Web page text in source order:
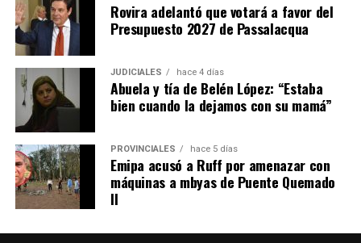
Las últimas tres categorías se desarrollan junto a
instituciones educativas, cámaras empresariales,
centros de formación profesional, institutos
tecnológicos y profesionales externos.
“Salimos a buscar quienes nos acompañen para ayudar y
acompañar a la persona que está en búsqueda de
mejorar su situación laboral y personal”, explicó.
Abrazian señaló que, si bien la mayoría de los cursos
Rovira adelantó que votará a favor del
Presupuesto 2027 de Passalacqua
JUDICIALES hace 4 días
Abuela y tía de Belén López: “Estaba
bien cuando la dejamos con su mamá”
PROVINCIALES hace 5 días
Emipa acusó a Ruff por amenazar con
máquinas a mbyas de Puente Quemado
II